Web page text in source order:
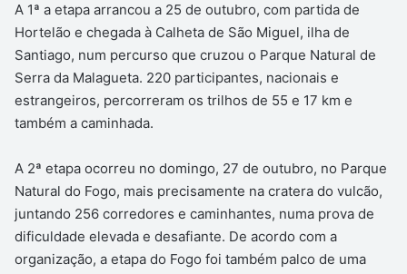
A 1ª a etapa arrancou a 25 de outubro, com partida de
Hortelão e chegada à Calheta de São Miguel, ilha de
Santiago, num percurso que cruzou o Parque Natural de
Serra da Malagueta. 220 participantes, nacionais e
estrangeiros, percorreram os trilhos de 55 e 17 km e
também a caminhada.
A 2ª etapa ocorreu no domingo, 27 de outubro, no Parque
Natural do Fogo, mais precisamente na cratera do vulcão,
juntando 256 corredores e caminhantes, numa prova de
dificuldade elevada e desafiante. De acordo com a
organização, a etapa do Fogo foi também palco de uma